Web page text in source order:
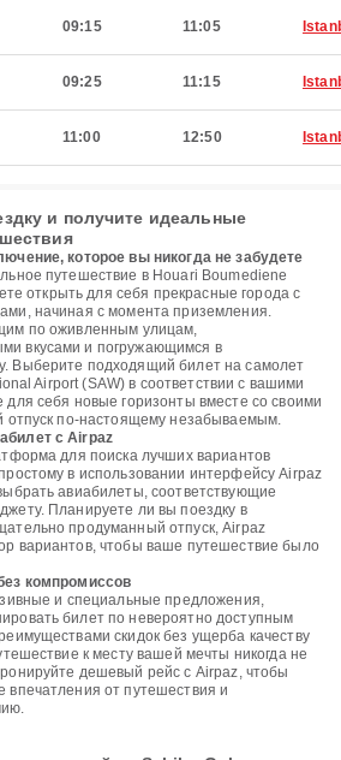
09:15 11:05
09:25 11:15
11:00 12:50
и получите идеальные
которое вы никогда не забудете
путешествие в Houari Boumediene
открыть для себя прекрасные города с
начиная с момента приземления.
по оживленным улицам,
вкусами и погружающимся в
Выберите подходящий билет на самолет
Airport (SAW) в соответствии с вашими
для себя новые горизонты вместе со своими
отпуск по-настоящему незабываемым.
с Airpaz
для поиска лучших вариантов
в использовании интерфейсу Airpaz
авиабилеты, соответствующие
Планируете ли вы поездку в
продуманный отпуск, Airpaz
вариантов, чтобы ваше путешествие было
компромиссов
и специальные предложения,
билет по невероятно доступным
скидок без ущерба качеству
к месту вашей мечты никогда не
дешевый рейс с Airpaz, чтобы
впечатления от путешествия и